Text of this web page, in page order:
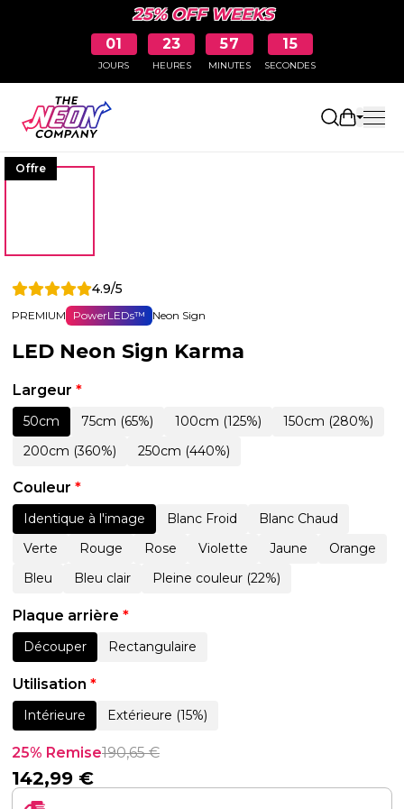
25% OFF WEEKS
01
JOURS
23
HEURES
57
MINUTES
15
SECONDES
Ouvrir
Offre
4.9/5
PREMIUM PowerLEDs™ Neon Sign
LED Neon Sign Karma
Largeur *
50cm 75cm (65%) 100cm (125%)
150cm (280%)
200cm (360%)
250cm (440%)
Couleur *
Identique à l'image Blanc Froid
Blanc Chaud
Verte
Rouge Rose Violette Jaune
Orange
Bleu
Bleu clair Pleine couleur (22%)
Plaque arrière *
Découper Rectangulaire
Utilisation *
Intérieure Extérieure (15%)
25% Remise190,65€
142,99 €